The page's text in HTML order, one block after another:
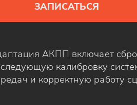
ЗАПИСАТЬСЯ
АКПП включает
калибровку
и корректную работу